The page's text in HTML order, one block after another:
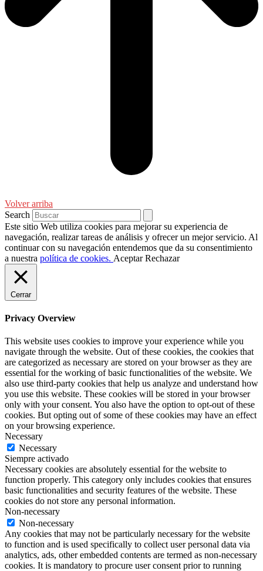
Volver arriba
Search
Este sitio Web utiliza cookies para mejorar su experiencia de
navegación, realizar tareas de análisis y ofrecer un mejor servicio. Al
continuar con su navegación entendemos que da su consentimiento
a nuestra política de cookies. Aceptar Rechazar
Cerrar
Privacy Overview
This website uses cookies to improve your experience while you
navigate through the website. Out of these cookies, the cookies that
are categorized as necessary are stored on your browser as they are
essential for the working of basic functionalities of the website. We
also use third-party cookies that help us analyze and understand how
you use this website. These cookies will be stored in your browser
only with your consent. You also have the option to opt-out of these
cookies. But opting out of some of these cookies may have an effect
on your browsing experience.
Necessary
Necessary
Siempre activado
Necessary cookies are absolutely essential for the website to
function properly. This category only includes cookies that ensures
basic functionalities and security features of the website. These
cookies do not store any personal information.
Non-necessary
Non-necessary
Any cookies that may not be particularly necessary for the website
to function and is used specifically to collect user personal data via
analytics, ads, other embedded contents are termed as non-necessary
cookies. It is mandatory to procure user consent prior to running